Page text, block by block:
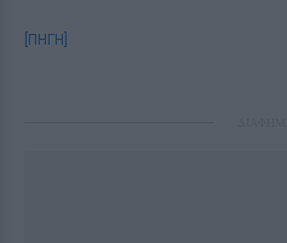
[ΠΗΓΗ]